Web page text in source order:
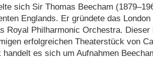
sich Sir Thomas Beecham
Englands. Er gründete das London
Royal Philharmonic Orchestra. Dieser
erfolgreichen Theaterstück von
es sich um Aufnahmen